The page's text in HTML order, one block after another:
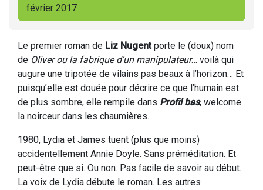
février 2017
Le premier roman de Liz Nugentporte le (doux) nom
de Oliver ou la fabrique d’un manipulateur… voilà qui
augure une tripotée de vilains pas beaux à l’horizon… Et
puisqu’elle est douée pour décrire ce que l’humain est
de plus sombre, elle rempile dans Profil bas, welcome
la noirceur dans les chaumières.
1980, Lydia et James tuent (plus que moins)
accidentellement Annie Doyle. Sans préméditation. Et
peut-être que si. Ou non. Pas facile de savoir au début.
La voix de Lydia débute le roman. Les autres